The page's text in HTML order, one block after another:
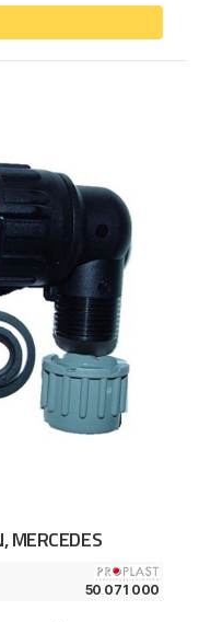
50 071 000